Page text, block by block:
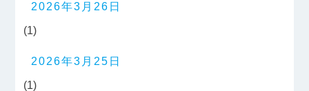
2026年3月26日
(1)
2026年3月25日
(1)